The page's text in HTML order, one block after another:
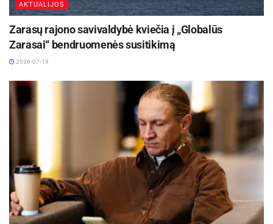
AKTUALIJOS
Zarasų rajono savivaldybė kviečia į „Globalūs
Zarasai“ bendruomenės susitikimą
2026-07-19